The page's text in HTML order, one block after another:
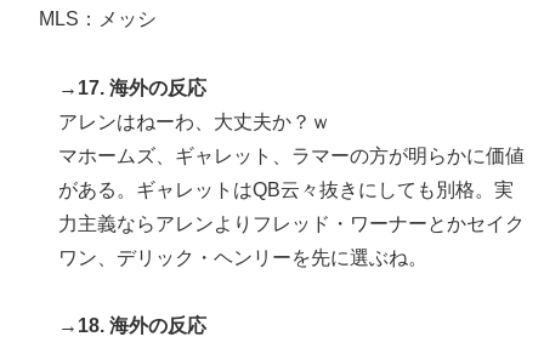
MLS：メッシ
→17. 海外の反応
アレンはねーわ、大丈夫か？ｗ
マホームズ、ギャレット、ラマーの方が明らかに価値
がある。ギャレットはQB云々抜きにしても別格。実
力主義ならアレンよりフレッド・ワーナーとかセイク
ワン、デリック・ヘンリーを先に選ぶね。
→18. 海外の反応